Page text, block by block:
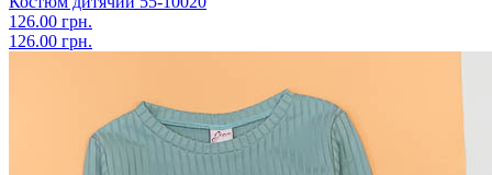
126.00 грн.
126.00 грн.